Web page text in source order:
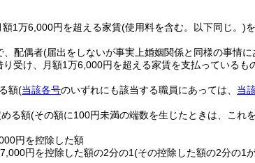
額1万6,000円を超える家賃(使用料を含む。以下同じ。)
、配偶者(届出をしないが事実上婚姻関係と同様の事情に
り受け、月額1万6,000円を超える家賃を支払っているも
額(当該各号のいずれにも該当する職員にあっては、 当
る額(その額に100円未満の端数を生じたときは、これ
円を控除した額
円を控除した額の2分の1(その控除した額の2分の1